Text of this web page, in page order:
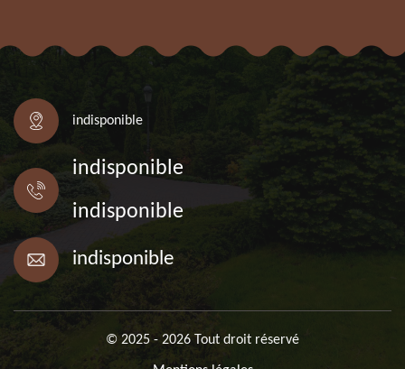
indisponible
indisponible
indisponible
indisponible
© 2025 - 2026 Tout droit réservé